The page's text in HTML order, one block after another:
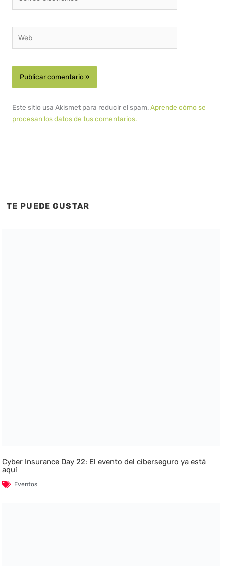
electrónico*
Este sitio usa Akismet para reducir el spam.Aprende cómo se
procesan los datos de tus comentarios.
TE PUEDE GUSTAR
Cyber Insurance Day 22: El evento del ciberseguro ya está
aquí
Eventos